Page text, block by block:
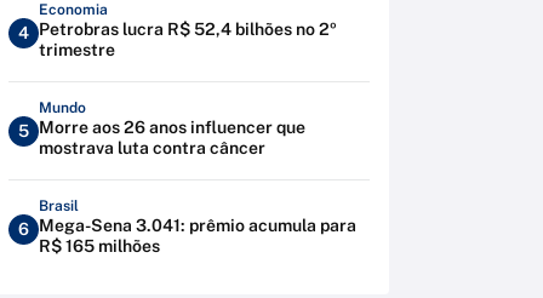
4
Economia
Petrobras lucra R$ 52,4 bilhões no 2º
trimestre
5
Mundo
Morre aos 26 anos influencer que
mostrava luta contra câncer
6
Brasil
Mega-Sena 3.041: prêmio acumula para
R$ 165 milhões